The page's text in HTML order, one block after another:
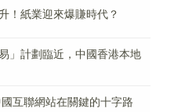
！紙業迎來爆賺時代？
」計劃臨近，中國香港本地
互聯網站在關鍵的十字路